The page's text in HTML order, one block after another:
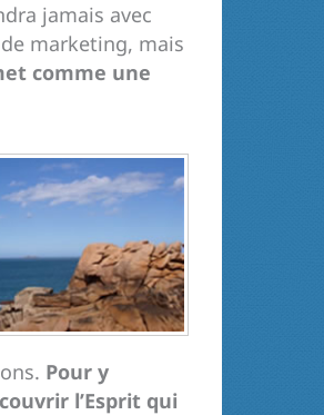
jamais avec
marketing, mais
comme une
Pour y
l’Esprit qui